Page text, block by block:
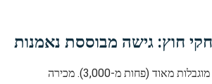
חוץ: גישה מבוססת נאמנות
הקצאות למשחקי חוץ מוגבלות מאוד (פחות מ-3,000). מכירה